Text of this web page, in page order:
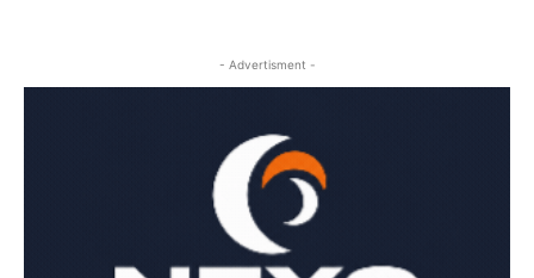
- Advertisment -